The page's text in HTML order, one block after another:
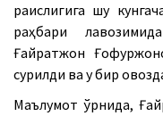
раислигига шу
раҳбари
Ғайратжон
сурилди ва у бир
Маълумот ўрнида,